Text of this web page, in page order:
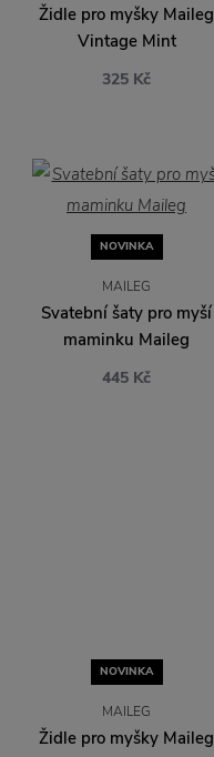
Židle pro myšky Maileg
Vintage Mint
325 Kč
NOVINKA
MAILEG
Svatební šaty pro myší
maminku Maileg
445 Kč
NOVINKA
MAILEG
Židle pro myšky Maileg